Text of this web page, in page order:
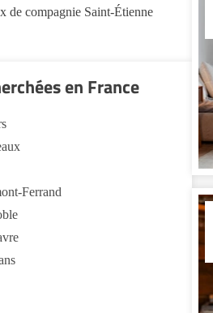
de compagnie Saint-Étienne
Saint-Étienne (42000)
en France
Ferrand